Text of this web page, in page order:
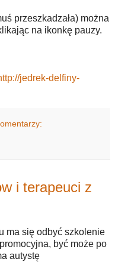
przeszkadzała) można
na ikonkę pauzy.
jedrek-delfiny-
i terapeuci z
ma się odbyć szkolenie
być może po
autystę